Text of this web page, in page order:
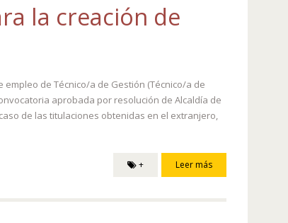
la creación de
de Técnico/a de Gestión (Técnico/a de
aprobada por resolución de Alcaldía de
de las titulaciones obtenidas en el extranjero,
Leer más
+